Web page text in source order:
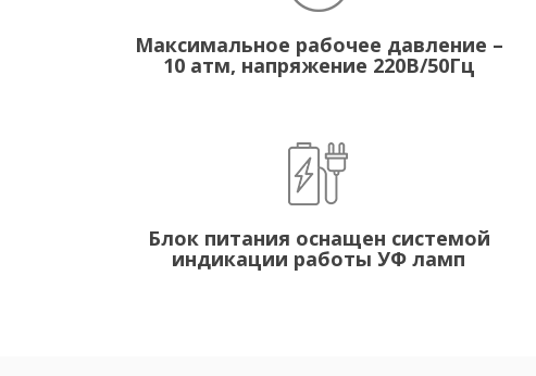
Максимальное рабочее давление –
10 атм, напряжение 220В/50Гц
Блок питания оснащен системой
индикации работы УФ ламп